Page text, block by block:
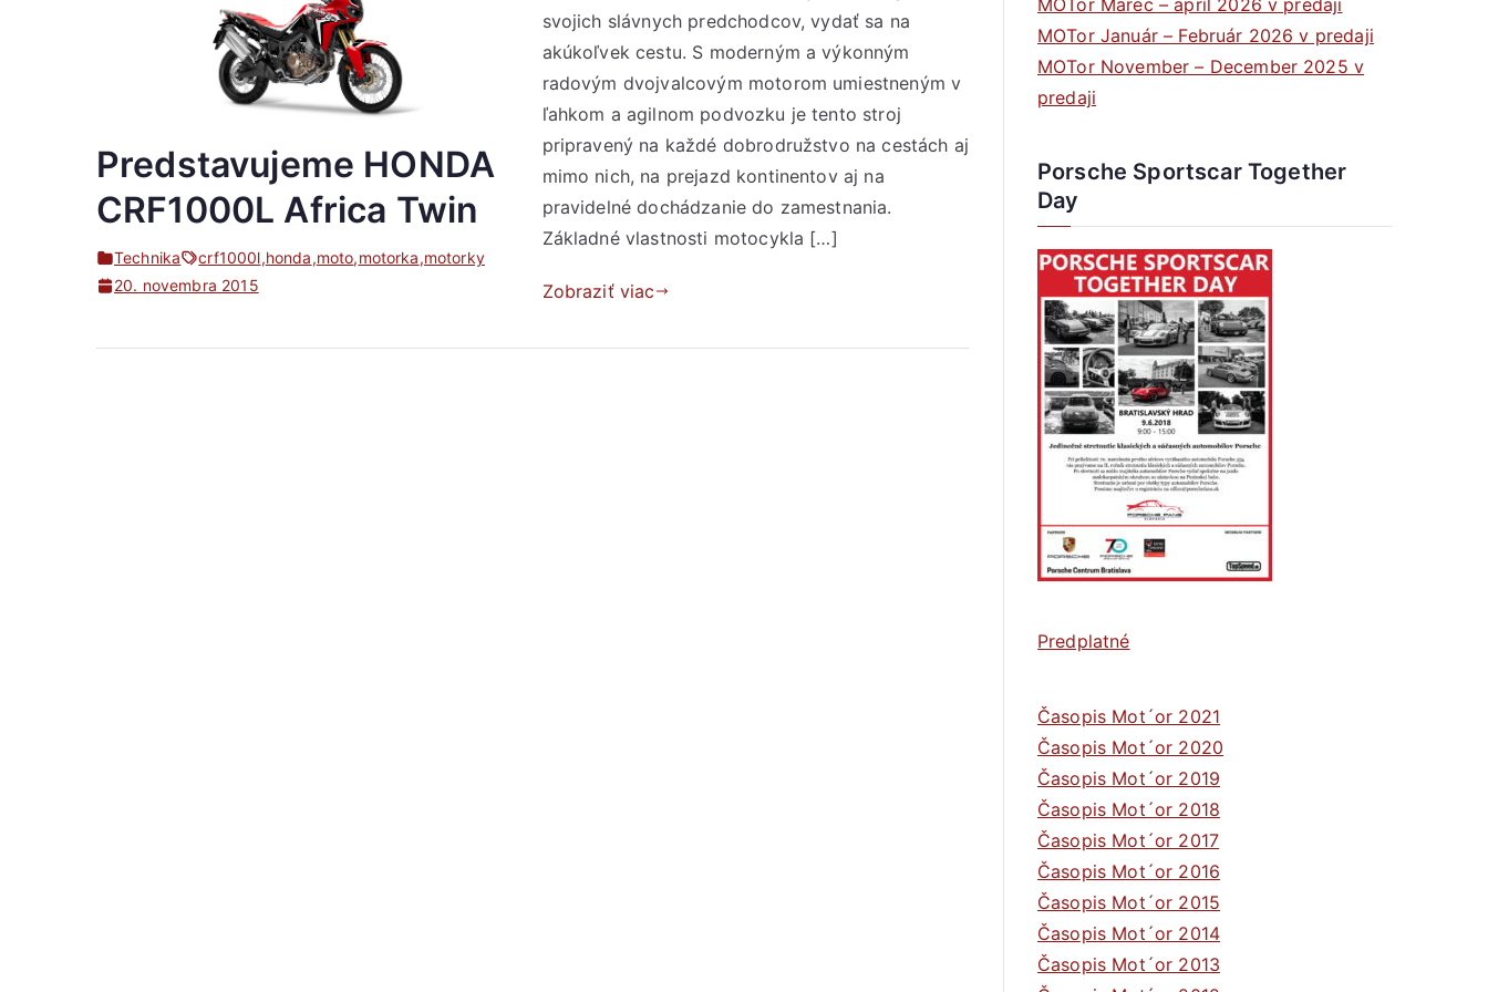
Predstavujeme HONDA
CRF1000L Africa Twin
Technika crf1000l,honda,moto,motorka,motorky
20. novembra 2015
svojich slávnych predchodcov, vydať sa na
akúkoľvek cestu. S moderným a výkonným
radovým dvojvalcovým motorom umiestneným v
ľahkom a agilnom podvozku je tento stroj
pripravený na každé dobrodružstvo na cestách aj
mimo nich, na prejazd kontinentov aj na
pravidelné dochádzanie do zamestnania.
Základné vlastnosti motocykla […]
Zobraziť viac
MOTor Marec – apríl 2026 v predaji
MOTor Január – Február 2026 v predaji
MOTor November – December 2025 v
predaji
Porsche Sportscar Together
Day
Predplatné
Časopis Mot´or 2021
Časopis Mot´or 2020
Časopis Mot´or 2019
Časopis Mot´or 2018
Časopis Mot´or 2017
Časopis Mot´or 2016
Časopis Mot´or 2015
Časopis Mot´or 2014
Časopis Mot´or 2013